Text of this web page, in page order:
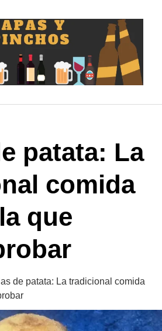
patata: La
comida
que
de patata: La tradicional comida